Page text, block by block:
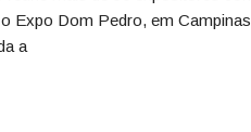
Expo Dom Pedro, em
a